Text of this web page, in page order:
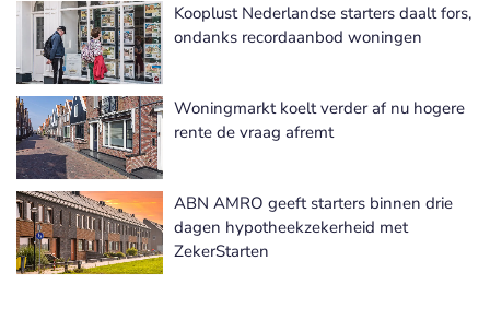
Kooplust Nederlandse starters daalt fors,
ondanks recordaanbod woningen
Woningmarkt koelt verder af nu hogere
rente de vraag afremt
ABN AMRO geeft starters binnen drie
dagen hypotheekzekerheid met
ZekerStarten